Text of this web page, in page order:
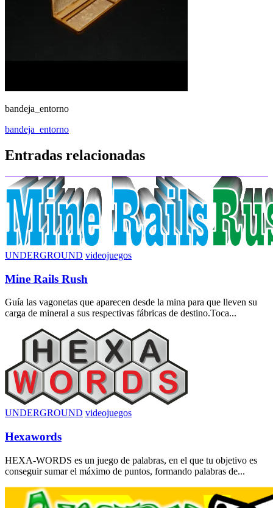
bandeja_entorno
Navegación
de
entradas
bandeja_entorno
Entradas relacionadas
UNDERGROUND videojuegos
Mine Rails Rush
Guía las vagonetas que aparecen desde la mina para que lleven su
carga de mineral a sus respectivas fábricas de destino.Toca...
UNDERGROUND videojuegos
Hexawords
HEXA-WORDS es un juego de palabras, en el que tu objetivo es
conseguir sumar el máximo de puntos, formando palabras de...